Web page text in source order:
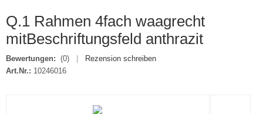
Q.1 Rahmen 4fach waagrecht
mitBeschriftungsfeld anthrazit
Bewertungen: (0)
Rezension schreiben
Art.Nr.: 10246016